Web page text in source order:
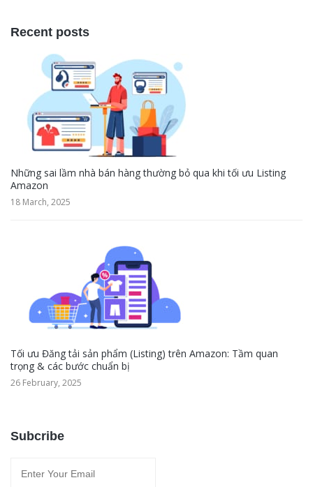
Recent posts
Những sai lầm nhà bán hàng thường bỏ qua khi tối ưu Listing
Amazon
18 March, 2025
Tối ưu Đăng tải sản phẩm (Listing) trên Amazon: Tầm quan
trọng & các bước chuẩn bị
26 February, 2025
Subcribe